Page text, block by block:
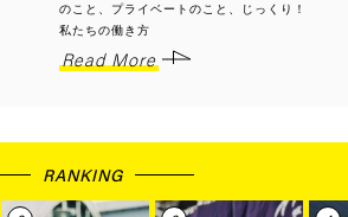
のこと、プライベートのこと、じっくり！
私たちの働き方
Read More
RANKING